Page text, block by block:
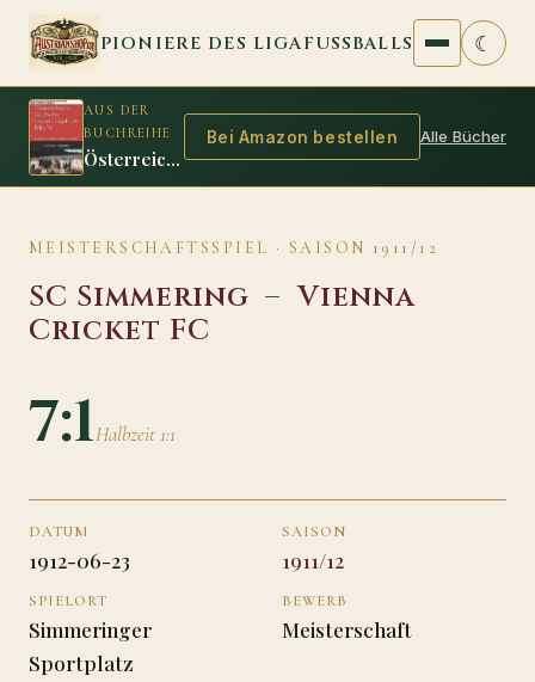
Zum Inhalt springen
PIONIERE DES LIGAFUSSBALLS ☾
AUS DER
BUCHREIHE
Österreichische Geschichte - Fussball Tagebuch 1918/19
Bei Amazon bestellen Alle Bücher
MEISTERSCHAFTSSPIEL · SAISON 1911/12
SC Simmering –Vienna
Cricket FC
7:1Halbzeit 1:1
DATUM
1912-06-23
SAISON
1911/12
SPIELORT
Simmeringer
Sportplatz
BEWERB
Meisterschaft